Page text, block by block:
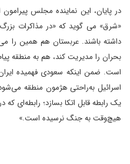
در پایان، این نماینده مجلس
«شرق» می گوید که «در مذاکرات
داشته باشند. عربستان هم همین را
بحران را مدیریت کند، هم به منطقه
است. ضمن اینکه سعودی فهمیده
اسرائیل به‌راحتی هژمون منطقه
هیچ‌وقت به جنگ نرسیده است.»